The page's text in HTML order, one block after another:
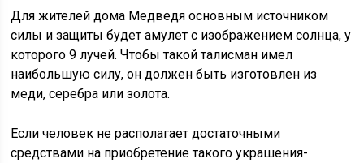
Для жителей дома Медведя основным источником
силы и защиты будет амулет с изображением солнца, у
которого 9 лучей. Чтобы такой талисман имел
наибольшую силу, он должен быть изготовлен из
меди, серебра или золота.
Если человек не располагает достаточными
средствами на приобретение такого украшения-